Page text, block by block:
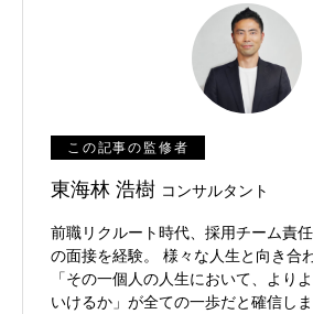
この記事の監修者
東海林 浩樹 コンサルタント
前職リクルート時代、採用チーム責
の面接を経験。 様々な人生と向き合
「その一個人の人生において、より
いけるか」が全ての一歩だと確信し